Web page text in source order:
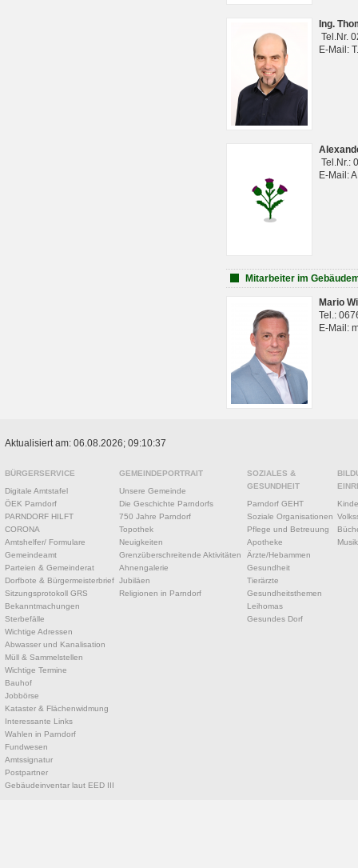
Ing.
Tel.Nr.
E-Mail:
Tel.Nr.:
E-Mail:
Mitarbeiter im
Mario
Tel.:
E-Mail:
Aktualisiert am: 06.08.2026; 09:10:37
BÜRGERSERVICE
Digitale Amtstafel
ÖEK Parndorf
PARNDORF HILFT
CORONA
Amtshelfer/ Formulare
Gemeindeamt
Parteien & Gemeinderat
Dorfbote & Bürgermeisterbrief
Sitzungsprotokoll GRS
Bekanntmachungen
Sterbefälle
Wichtige Adressen
Abwasser und Kanalisation
Müll & Sammelstellen
Wichtige Termine
Bauhof
Jobbörse
Kataster & Flächenwidmung
Interessante Links
Wahlen in Parndorf
Fundwesen
Amtssignatur
Postpartner
Gebäudeinventar laut EED III
GEMEINDEPORTRAIT
Unsere Gemeinde
Die Geschichte Parndorfs
750 Jahre Parndorf
Topothek
Neuigkeiten
Grenzüberschreitende Aktivitäten
Ahnengalerie
Jubiläen
Religionen in Parndorf
SOZIALES &
GESUNDHEIT
Parndorf GEHT
Soziale Organisationen
Pflege und Betreuung
Apotheke
Ärzte/Hebammen
Gesundheit
Tierärzte
Gesundheitsthemen
Leihomas
Gesundes Dorf